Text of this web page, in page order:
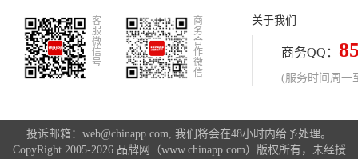
客
服
微
信
号
商
务
合
作
微
信
关于我们
商务QQ：
(服务时间周一
投诉邮箱：web@chinapp.com, 我们将会在48小时内给予处理。
CopyRight 2005-2026 品牌网（www.chinapp.com）版权所有，未经授